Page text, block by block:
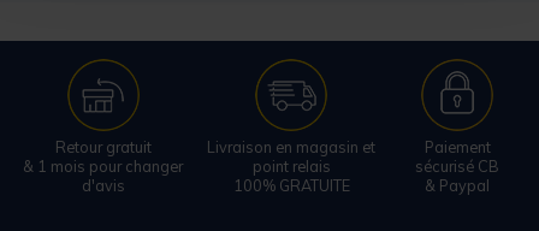
Retour gratuit
& 1 mois pour changer
d'avis
Livraison en magasin et
point relais
100% GRATUITE
Paiement
sécurisé CB
& Paypal